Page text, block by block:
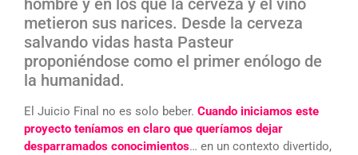
hombre y en los que la cerveza y el vino
metieron sus narices. Desde la cerveza
salvando vidas hasta Pasteur
proponiéndose como el primer enólogo de
la humanidad.
El Juicio Final no es solo beber. Cuando iniciamos este
proyecto teníamos en claro que queríamos dejar
desparramados conocimientos… en un contexto divertido,